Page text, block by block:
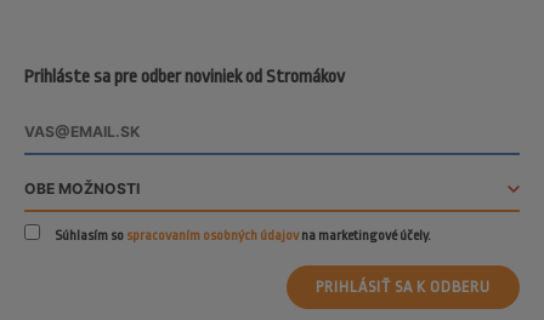
Prihláste sa pre odber noviniek od Stromákov
Súhlasím so spracovaním osobných údajovna marketingové účely.
PRIHLÁSIŤ SA K ODBERU